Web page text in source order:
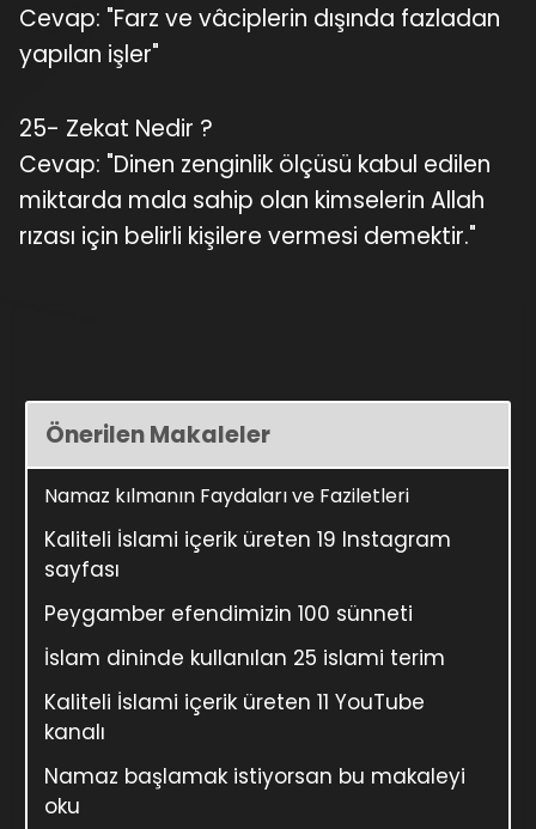
Cevap: "Farz ve vâciplerin dışında fazladan
yapılan işler"
25- Zekat Nedir ?
Cevap: "Dinen zenginlik ölçüsü kabul edilen
miktarda mala sahip olan kimselerin Allah
rızası için belirli kişilere vermesi demektir."
Önerilen Makaleler
Namaz kılmanın Faydaları ve Faziletleri
Kaliteli İslami içerik üreten 19 Instagram
sayfası
Peygamber efendimizin 100 sünneti
İslam dininde kullanılan 25 islami terim
Kaliteli İslami içerik üreten 11 YouTube
kanalı
Namaz başlamak istiyorsan bu makaleyi
oku